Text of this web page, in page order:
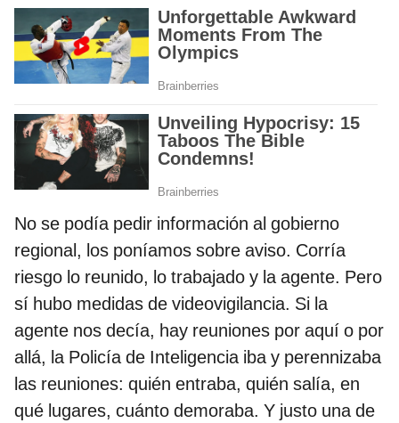
No se podía pedir información al gobierno
regional, los poníamos sobre aviso. Corría
riesgo lo reunido, lo trabajado y la agente. Pero
sí hubo medidas de videovigilancia. Si la
agente nos decía, hay reuniones por aquí o por
allá, la Policía de Inteligencia iba y perennizaba
las reuniones: quién entraba, quién salía, en
qué lugares, cuánto demoraba. Y justo una de